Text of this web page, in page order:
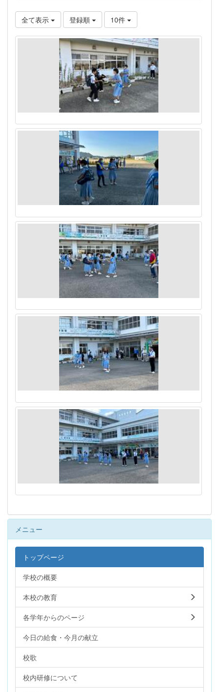
全て表示 登録順 10件
メニュー
トップページ
学校の概要
本校の教育
各学年からのページ
今日の給食・今月の献立
校歌
校内研修について